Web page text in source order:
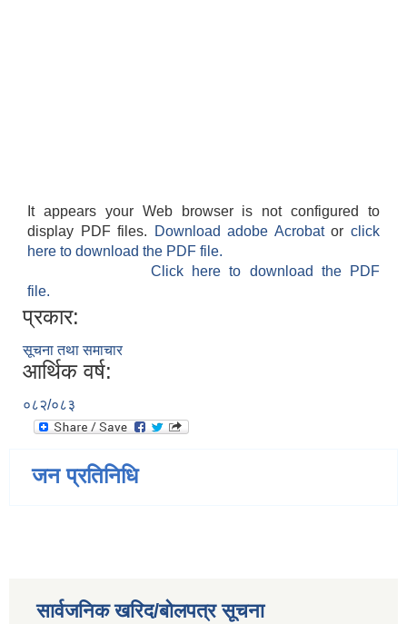
It appears your Web browser is not configured to
display PDF files.
Download adobe Acrobatorclick
here to download the PDF file.
Click here to download the PDF
file.
प्रकार:
सूचना तथा समाचार
आर्थिक वर्ष:
०८२/०८३
जन प्रतिनिधि
सार्वजनिक खरिद/बोलपत्र सूचना